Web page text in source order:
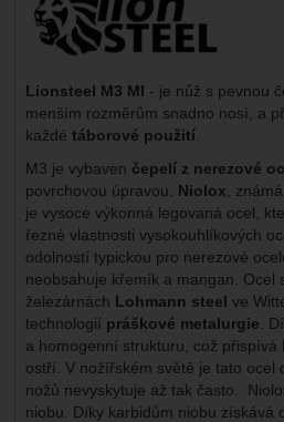
Lionsteel M3 MI - je nůž s pevnou
menším rozměrům snadno nosí, a
každé táborové použití.
M3 je vybaven čepelí z nerezové
povrchovou úpravou. Niolox ,
je vysoce výkonná legovaná ocel,
řezné vlastnosti vysokouhlíkových
odolností typickou pro nerezové
neobsahuje křemík a mangan. Ocel
železárnách Lohmann steel ve
technologií práškové metalurgie .
a homogenní strukturu, což přispívá
ostří. V nožířském světě je tato ocel
nožů nevyskytuje až tak často.
niobu. Díky karbidům niobu získává